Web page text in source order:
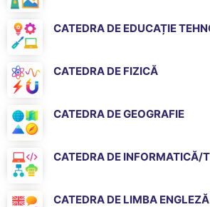
CATEDRA DE EDUCAȚIE
CATEDRA DE FIZICĂ
CATEDRA DE GEOGRAFIE
CATEDRA DE INFORMATICĂ/
CATEDRA DE LIMBA ENGLEZĂ